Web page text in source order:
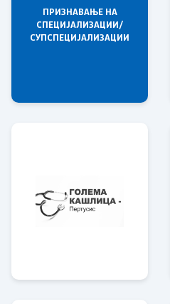
ПРИЗНАВАЊЕ НА
СПЕЦИЈАЛИЗАЦИИ/
СУПСПЕЦИЈАЛИЗАЦИИ